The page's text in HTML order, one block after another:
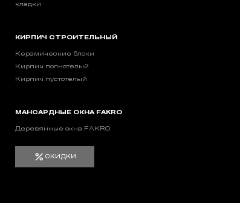
кладки
КИРПИЧ СТРОИТЕЛЬНЫЙ
Керамические блоки
Кирпич полнотелый
Кирпич пустотелый
МАНСАРДНЫЕ ОКНА FAKRO
Деревянные окна FAKRO
СКИДКИ